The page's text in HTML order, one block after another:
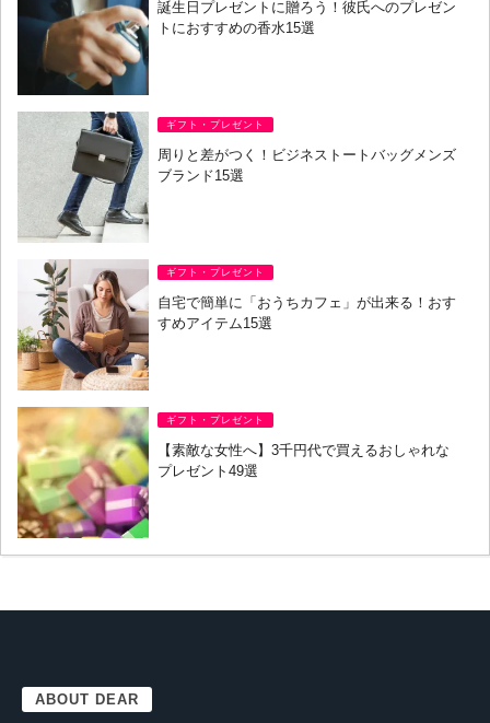
誕生日プレゼントに贈ろう！彼氏へのプレゼン
トにおすすめの香水15選
ギフト・プレゼント
周りと差がつく！ビジネストートバッグメンズ
ブランド15選
ギフト・プレゼント
自宅で簡単に「おうちカフェ」が出来る！おす
すめアイテム15選
ギフト・プレゼント
【素敵な女性へ】3千円代で買えるおしゃれな
プレゼント49選
ABOUT DEAR